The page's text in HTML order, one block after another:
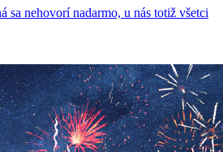
sa nehovorí nadarmo, u nás totiž všetci